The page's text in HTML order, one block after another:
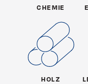
CHEMIE
HOLZ